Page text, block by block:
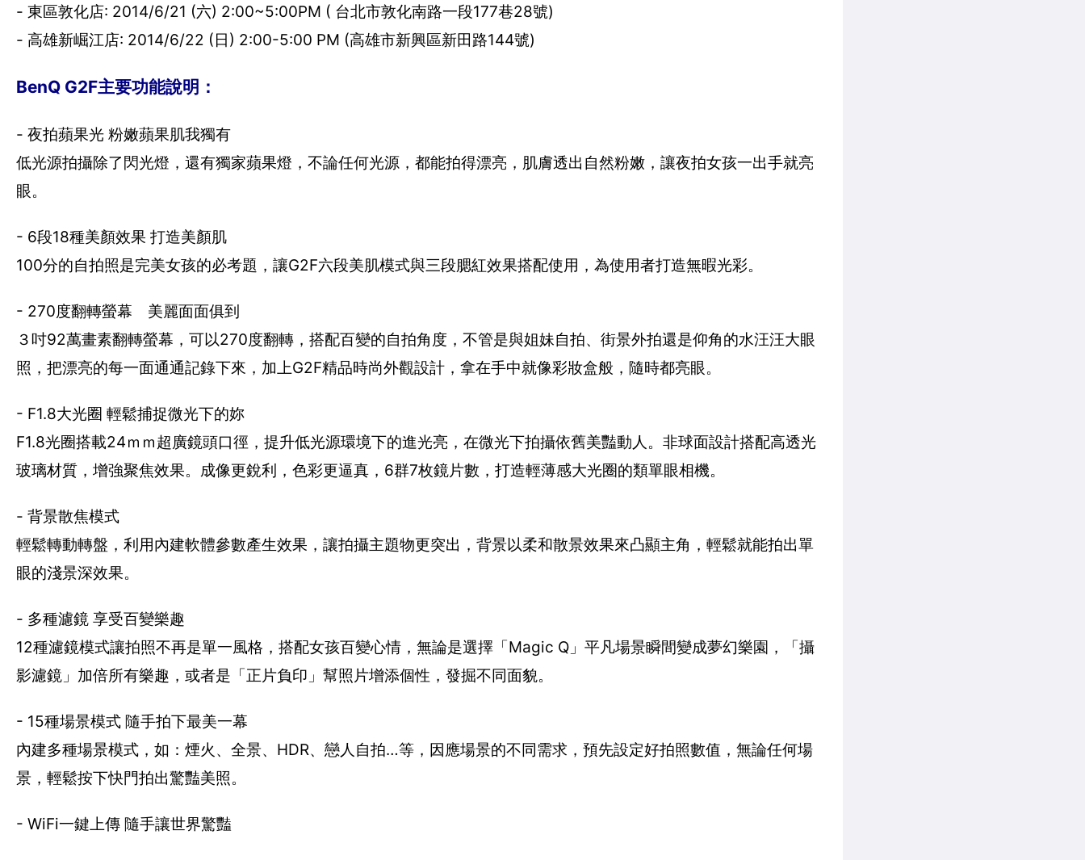
- 東區敦化店: 2014/6/21 (六) 2:00~5:00PM ( 台北市敦化南路一段177巷28號)
- 高雄新崛江店: 2014/6/22 (日) 2:00-5:00 PM (高雄市新興區新田路144號)
BenQ G2F主要功能說明：
- 夜拍蘋果光 粉嫩蘋果肌我獨有
低光源拍攝除了閃光燈，還有獨家蘋果燈，不論任何光源，都能拍得漂亮，肌膚透出自然粉嫩，讓夜拍女孩一出手就亮
眼。
- 6段18種美顏效果 打造美顏肌
100分的自拍照是完美女孩的必考題，讓G2F六段美肌模式與三段腮紅效果搭配使用，為使用者打造無暇光彩。
- 270度翻轉螢幕 美麗面面俱到
３吋92萬畫素翻轉螢幕，可以270度翻轉，搭配百變的自拍角度，不管是與姐妹自拍、街景外拍還是仰角的水汪汪大眼
照，把漂亮的每一面通通記錄下來，加上G2F精品時尚外觀設計，拿在手中就像彩妝盒般，隨時都亮眼。
- F1.8大光圈 輕鬆捕捉微光下的妳
F1.8光圈搭載24ｍｍ超廣鏡頭口徑，提升低光源環境下的進光亮，在微光下拍攝依舊美豔動人。非球面設計搭配高透光
玻璃材質，增強聚焦效果。成像更銳利，色彩更逼真，6群7枚鏡片數，打造輕薄感大光圈的類單眼相機。
- 背景散焦模式
輕鬆轉動轉盤，利用內建軟體參數產生效果，讓拍攝主題物更突出，背景以柔和散景效果來凸顯主角，輕鬆就能拍出單
眼的淺景深效果。
- 多種濾鏡 享受百變樂趣
12種濾鏡模式讓拍照不再是單一風格，搭配女孩百變心情，無論是選擇「Magic Q」平凡場景瞬間變成夢幻樂園，「攝
影濾鏡」加倍所有樂趣，或者是「正片負印」幫照片增添個性，發掘不同面貌。
- 15種場景模式 隨手拍下最美一幕
內建多種場景模式，如：煙火、全景、HDR、戀人自拍…等，因應場景的不同需求，預先設定好拍照數值，無論任何場
景，輕鬆按下快門拍出驚豔美照。
- WiFi一鍵上傳 隨手讓世界驚豔